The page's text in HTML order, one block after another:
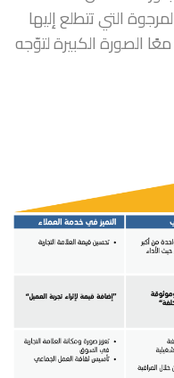
التي تتطلع إليها
معًا الصورة الكبيرة لتوّجه